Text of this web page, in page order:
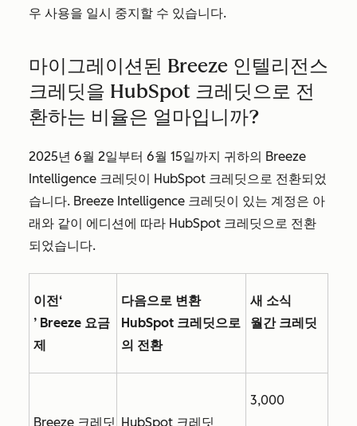
우 사용을 일시 중지할 수 있습니다.
마이그레이션된 Breeze 인텔리전스
크레딧을 HubSpot 크레딧으로 전
환하는 비율은 얼마입니까?
2025년 6월 2일부터 6월 15일까지 귀하의 Breeze
Intelligence 크레딧이 HubSpot 크레딧으로 전환되었
습니다. Breeze Intelligence 크레딧이 있는 계정은 아
래와 같이 에디션에 따라 HubSpot 크레딧으로 전환
되었습니다.
이전‘
’ Breeze 요금
제
다음으로 변환
HubSpot 크레딧으로
의 전환
새 소식
월간 크레딧
Breeze 크레딧 HubSpot 크레딧
3,000